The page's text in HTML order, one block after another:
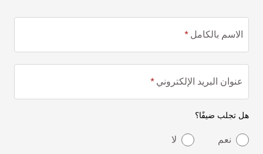
الاسم بالكامل
عنوان البريد الإلكتروني
هل تجلب ضيفًا؟
نعم لا